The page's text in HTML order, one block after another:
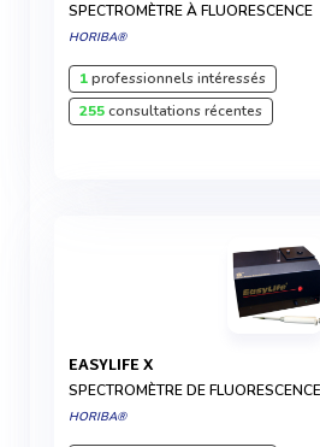
SPECTROMÈTRE À FLUORESCENCE
HORIBA®
1professionnels intéressés
255consultations récentes
EASYLIFE X
SPECTROMÈTRE DE
HORIBA®